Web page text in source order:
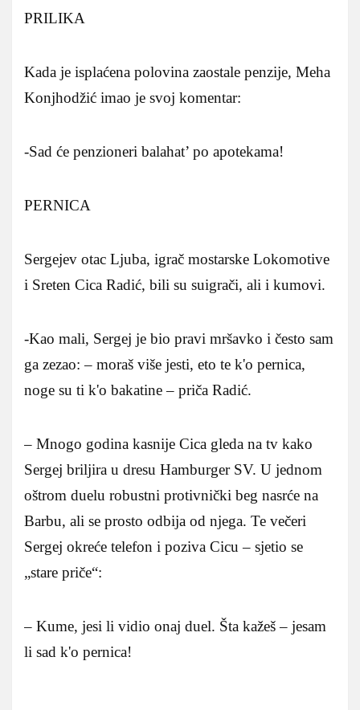
PRILIKA
Kada je isplaćena polovina zaostale penzije, Meha
Konjhodžić imao je svoj komentar:
-Sad će penzioneri balahat’ po apotekama!
PERNICA
Sergejev otac Ljuba, igrač mostarske Lokomotive
i Sreten Cica Radić, bili su suigrači, ali i kumovi.
-Kao mali, Sergej je bio pravi mršavko i često sam
ga zezao: – moraš više jesti, eto te k'o pernica,
noge su ti k'o bakatine – priča Radić.
– Mnogo godina kasnije Cica gleda na tv kako
Sergej briljira u dresu Hamburger SV. U jednom
oštrom duelu robustni protivnički beg nasrće na
Barbu, ali se prosto odbija od njega. Te večeri
Sergej okreće telefon i poziva Cicu – sjetio se
„stare priče“:
– Kume, jesi li vidio onaj duel. Šta kažeš – jesam
li sad k'o pernica!